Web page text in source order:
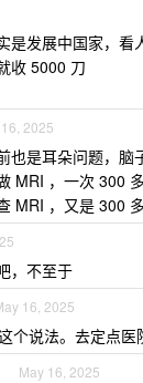
是发展中国家，看
收 5000 刀
2025
也是耳朵问题，脑
MRI ，一次 300
MRI ，又是 300
，不至于
16, 2025
个说法。去定点医
May 16, 2025